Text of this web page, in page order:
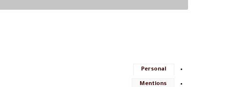
Personal
Mentions